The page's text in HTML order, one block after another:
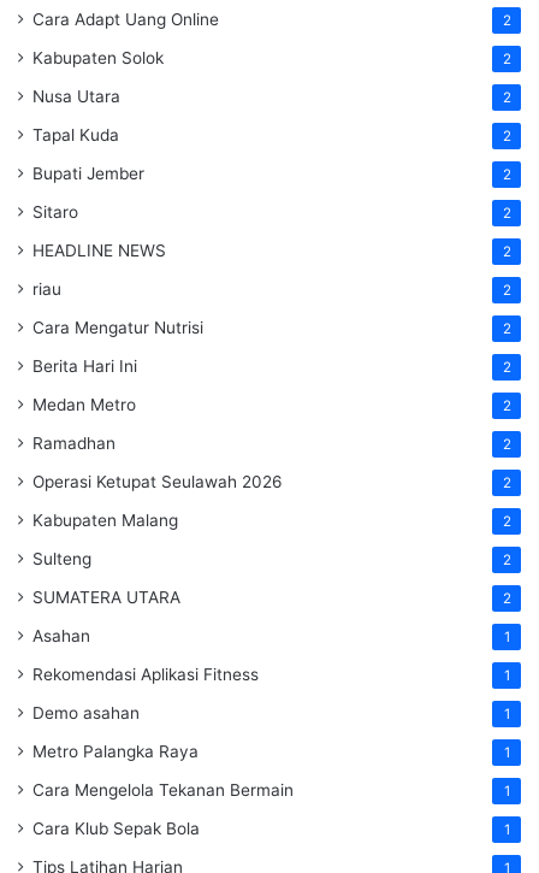
Cara Adapt Uang Online 2
Kabupaten Solok 2
Nusa Utara 2
Tapal Kuda 2
Bupati Jember 2
Sitaro 2
HEADLINE NEWS 2
riau 2
Cara Mengatur Nutrisi 2
Berita Hari Ini 2
Medan Metro 2
Ramadhan 2
Operasi Ketupat Seulawah 2026 2
Kabupaten Malang 2
Sulteng 2
SUMATERA UTARA 2
Asahan 1
Rekomendasi Aplikasi Fitness 1
Demo asahan 1
Metro Palangka Raya 1
Cara Mengelola Tekanan Bermain 1
Cara Klub Sepak Bola 1
Tips Latihan Harian 1